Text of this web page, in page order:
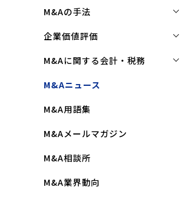
M&Aで売れる会社の条件とは
M&Aで買い手はここを見る
会社を買収するには
企業買収を成功させるポイント
買収監査(デューディリジェン
ス)とは
クロージングと引継ぎ
企業買収の流れと手順
M&Aの手法
株式譲渡
第三者割当増資
資本業務提携
企業価値評価
企業価値評価(バリュエーショ
企業評価と売買価格の違い
中小企業M&Aにおける企業価値
ン)の算定方法
純資産法(コストアプローチ)
M&Aに関する会計・税務
株式譲渡にかかる税金(個人・
事業譲渡にかかる税金(個人・
法人)
M&Aにおける節税(役職退職金
スキーム)
赤字・債務超過会社の買収制限
M&Aニュース
M&A用語集
M&Aメールマガジン
M&A相談所
M&A業界動向